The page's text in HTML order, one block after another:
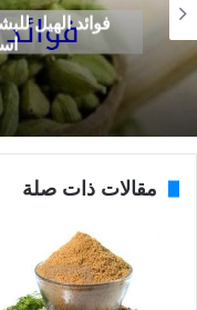
فوائد الهيل
مقالات ذات صلة